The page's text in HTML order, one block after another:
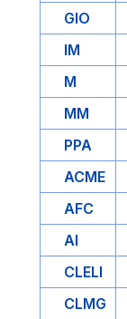
GIO
IM
M
MM
PPA
ACME
AFC
AI
CLELI
CLMG